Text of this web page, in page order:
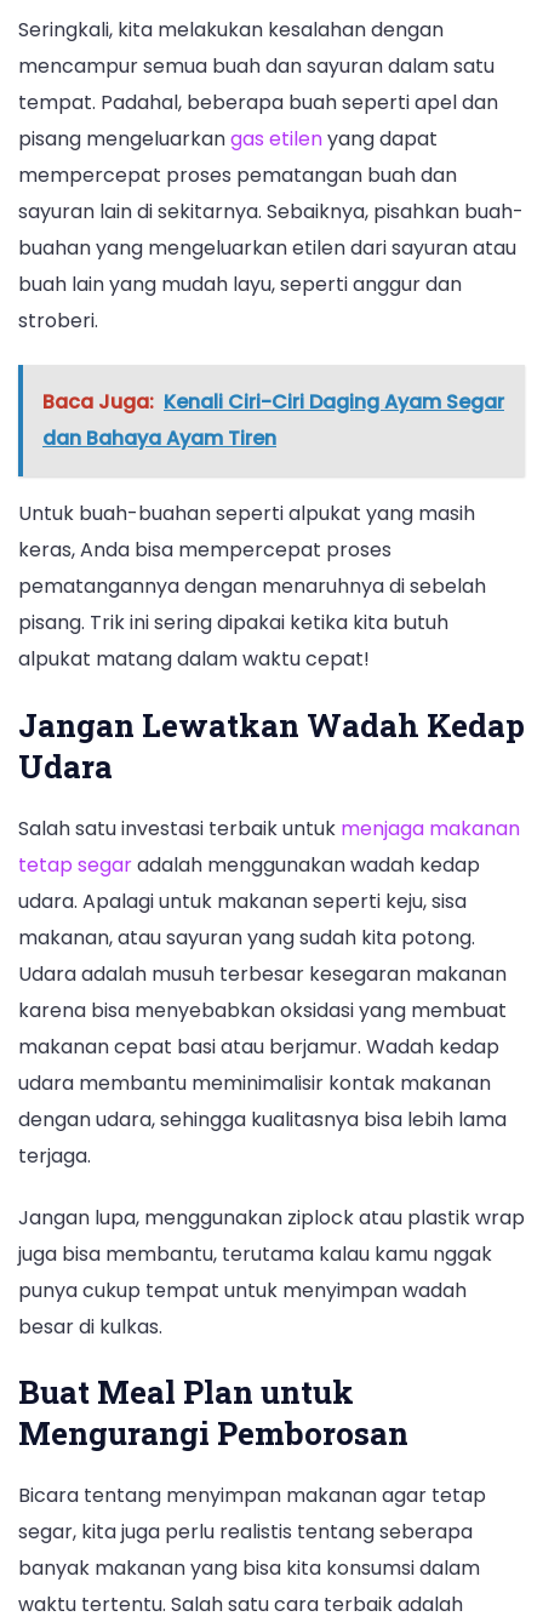
Seringkali, kita melakukan kesalahan dengan
mencampur semua buah dan sayuran dalam satu
tempat. Padahal, beberapa buah seperti apel dan
pisang mengeluarkangas etilenyang dapat
mempercepat proses pematangan buah dan
sayuran lain di sekitarnya. Sebaiknya, pisahkan buah-
buahan yang mengeluarkan etilen dari sayuran atau
buah lain yang mudah layu, seperti anggur dan
stroberi.
Baca Juga: Kenali Ciri-Ciri Daging Ayam Segar
dan Bahaya Ayam Tiren
Untuk buah-buahan seperti alpukat yang masih
keras, Anda bisa mempercepat proses
pematangannya dengan menaruhnya di sebelah
pisang. Trik ini sering dipakai ketika kita butuh
alpukat matang dalam waktu cepat!
Jangan Lewatkan Wadah Kedap
Udara
Salah satu investasi terbaik untuk menjaga makanan
tetap segaradalah menggunakan wadah kedap
udara. Apalagi untuk makanan seperti keju, sisa
makanan, atau sayuran yang sudah kita potong.
Udara adalah musuh terbesar kesegaran makanan
karena bisa menyebabkan oksidasi yang membuat
makanan cepat basi atau berjamur. Wadah kedap
udara membantu meminimalisir kontak makanan
dengan udara, sehingga kualitasnya bisa lebih lama
terjaga.
Jangan lupa, menggunakan ziplock atau plastik wrap
juga bisa membantu, terutama kalau kamu nggak
punya cukup tempat untuk menyimpan wadah
besar di kulkas.
Buat Meal Plan untuk
Mengurangi Pemborosan
Bicara tentang menyimpan makanan agar tetap
segar, kita juga perlu realistis tentang seberapa
banyak makanan yang bisa kita konsumsi dalam
waktu tertentu. Salah satu cara terbaik adalah